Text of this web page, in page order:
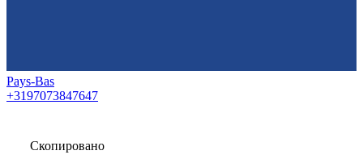
Pays-Bas
+3197073847647
Скопировано